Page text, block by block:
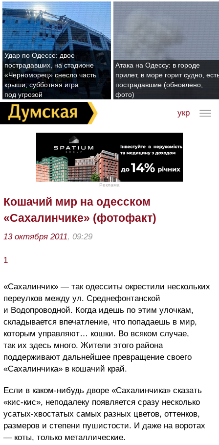
Удар по Одессе: двое
пострадавших, на стадионе
«Черноморец» снесло часть
крыши, субботняя игра
под угрозой
Атака на Одессу: в городе
прилет, в море горит судно,
пострадавшие (обновлено,
фото)
укр
Реклама
Кошачий мир на одесском
«Сахалинчике» (фотофакт)
13 октября 2011, 09:29
1
«Сахалинчик» — так одесситы окрестили нескольких
переулков между ул. Среднефонтанской
и Водопроводной. Когда идешь по этим улочкам,
складывается впечатление, что попадаешь в мир,
которым управляют… кошки. Во всяком случае,
так их здесь много. Жители этого района
поддерживают дальнейшее превращение своего
«Сахалинчика» в кошачий край.
Если в каком-нибудь дворе «Сахалинчика» сказать
«кис-кис», неподалеку появляется сразу несколько
усатых-хвостатых самых разных цветов, оттенков,
размеров и степени пушистости. И даже на воротах
— коты, только металлические.